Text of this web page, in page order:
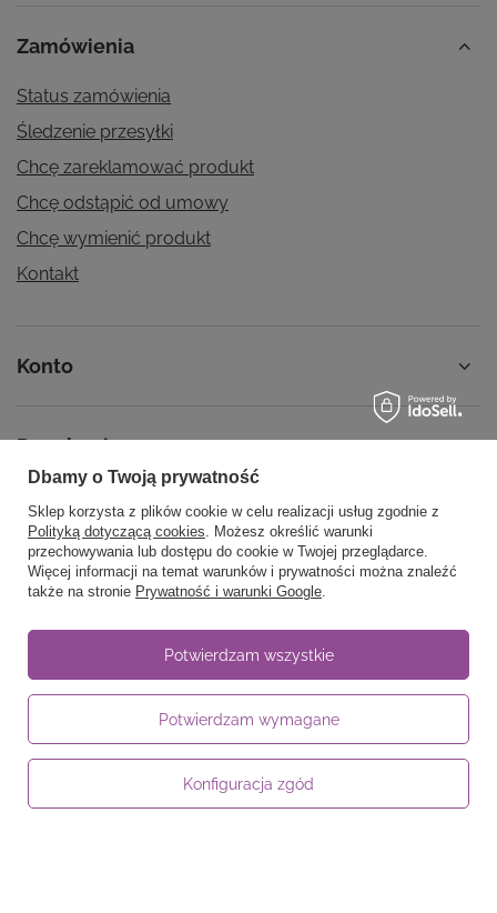
Zamówienia
Status zamówienia
Śledzenie przesyłki
Chcę zareklamować produkt
Chcę odstąpić od umowy
Chcę wymienić produkt
Kontakt
Konto
Regulaminy
Informacje
Poniedziałek - Piątek / 8:00 - 15:30
sklep@noyellow.pl
W sklepie prezentujemy ceny brutto (z VAT).
Dbamy o Twoją prywatność
Sklep korzysta z plików cookie w celu realizacji usług zgodnie z
Polityką dotyczącą cookies. Możesz określić warunki
przechowywania lub dostępu do cookie w Twojej przeglądarce.
Więcej informacji na temat warunków i prywatności można znaleźć
także na stronie Prywatność i warunki Google.
Potwierdzam wymagane
Konfiguracja zgód
Potwierdzam wszystkie